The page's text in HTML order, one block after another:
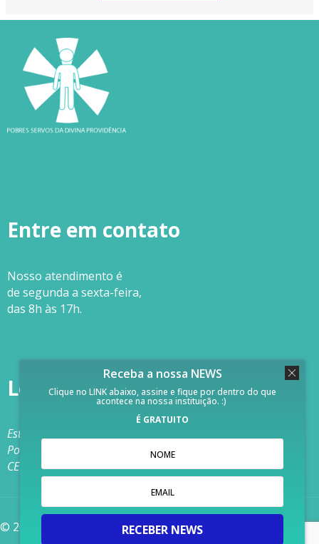
Entre em contato
Nosso atendimento é
de segunda a sexta-feira,
das 8h às 17h.
Localização
Estrada Aracaju, 650 – Vila Nova
Porto Alegre – RS – Brasil
CEP: 91740-320
© 2019 Calábria. Todos os direitos são reservados.
Receba a nossa NEWS
Clique no LINK abaixo, assine e fique por dentro do que
acontece na nossa instituição. :)
É GRATUITO
RECEBER NEWS